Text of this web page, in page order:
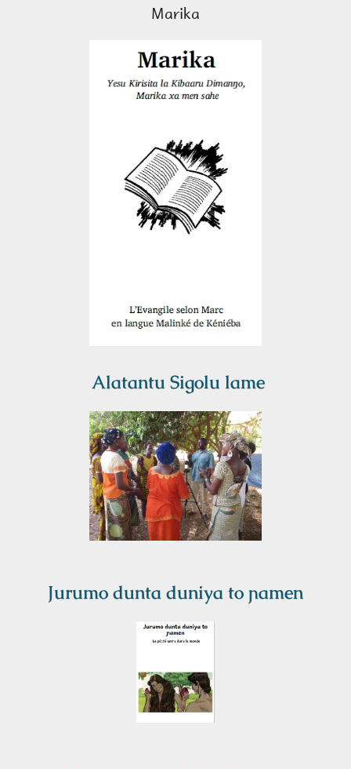
Marika
Alatantu Sigolu lame
Jurumo dunta duniya to ɲamen